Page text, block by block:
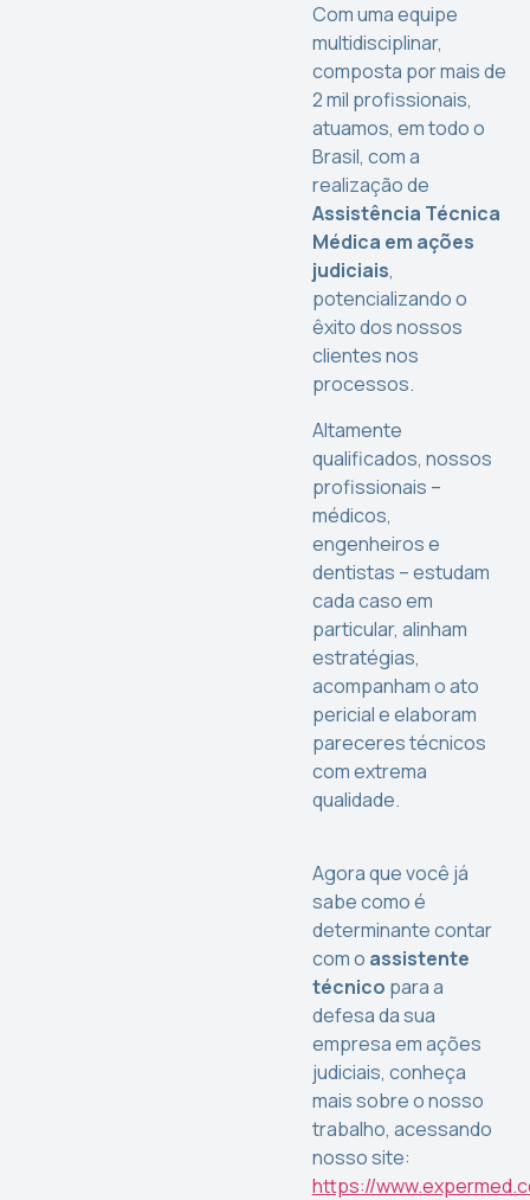
Com uma equipe
multidisciplinar,
composta por mais de
2 mil profissionais,
atuamos, em todo o
Brasil, com a
realização de
Assistência Técnica
Médica em ações
judiciais,
potencializando o
êxito dos nossos
clientes nos
processos.
Altamente
qualificados, nossos
profissionais –
médicos,
engenheiros e
dentistas – estudam
cada caso em
particular, alinham
estratégias,
acompanham o ato
pericial e elaboram
pareceres técnicos
com extrema
qualidade.
Agora que você já
sabe como é
determinante contar
com o assistente
técnico para a
defesa da sua
empresa em ações
judiciais, conheça
mais sobre o nosso
trabalho, acessando
nosso site:
https://